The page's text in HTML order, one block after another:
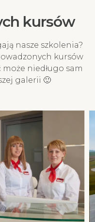
księgowanie
potwierdzenie
kursów
nasze szkolenia?
kursów
niedługo sam
galerii 🙂